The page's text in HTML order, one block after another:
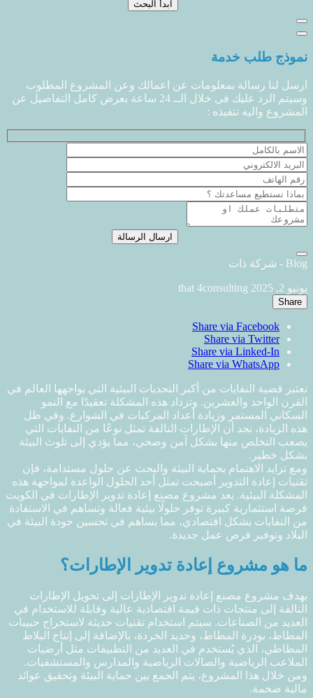
نموذج طلب خدمة
ارسل لنا رسالة بمعلومات عن اعمالك وعن المشروع المطلوب
وسيتم الرد عليك فى خلال الــ 24 ساعة بعرض كامل التفاصيل عن
المشروع واليه تنفيذه :
يونيو 2, 2025 that 4consulting
Share
Share via Facebook
Share via Twitter
Share via Linked-In
Share via WhatsApp
تعتبر قضية النفايات من أكبر التحديات البيئية التي يواجهها العالم في
القرن الواحد والعشرين. وتزداد هذه المشكلة تعقيدًا مع النمو
السكاني المستمر وزيادة أعداد المركبات في الشوارع. وفي ظل
هذه الزيادة، نجد أن الإطارات التالفة تمثل نوعًا من النفايات التي
يصعب التخلص منها بشكل آمن وصحي، مما يؤدي إلى تلوث البيئة
بشكل خطير.
ومع تزايد الاهتمام بحماية البيئة والبحث عن حلول مستدامة، فإن
تقنيات إعادة التدوير أصبحت تمثل أحد الحلول الواعدة لمواجهة هذه
المشكلة البيئية. يعد مشروع مصنع إعادة تدوير الإطارات في الكويت
فرصة استثمارية كبيرة توفر حلولًا بيئية فعالة وتساهم في الاستفادة
من النفايات بشكل اقتصادي، مما يساهم في تحسين جودة البيئة في
البلاد وتوفير فرص عمل جديدة.
ما هو مشروع إعادة تدوير الإطارات؟
يهدف مشروع مصنع إعادة تدوير الإطارات إلى تحويل الإطارات
التالفة إلى منتجات ذات قيمة اقتصادية عالية وقابلة للاستخدام في
العديد من الصناعات. سيتم استخدام تقنيات حديثة لاستخراج حبيبات
المطاط، بودرة المطاط، وحديد الخردة، بالإضافة إلى إنتاج البلاط
المطاطي، الذي يُستخدم في العديد من التطبيقات مثل أرضيات
الملاعب الرياضية والصالات الرياضية والمدارس والمستشفيات.
ومن خلال هذا المشروع، يتم الجمع بين حماية البيئة وتحقيق عوائد
مالية ضخمة.